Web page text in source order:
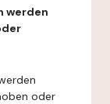
werden
oder